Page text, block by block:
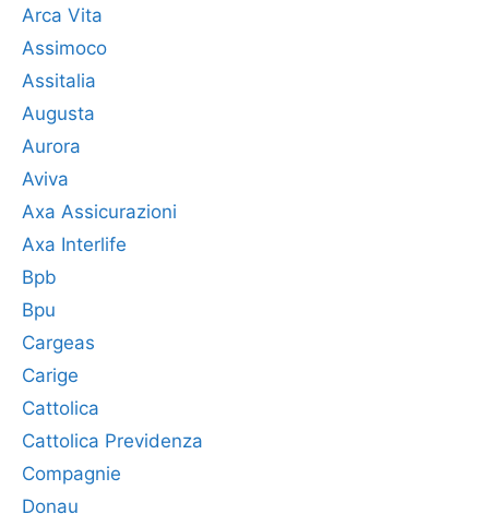
Arca Vita
Assimoco
Assitalia
Augusta
Aurora
Aviva
Axa Assicurazioni
Axa Interlife
Bpb
Bpu
Cargeas
Carige
Cattolica
Cattolica Previdenza
Compagnie
Donau